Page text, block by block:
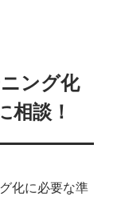
ング化
相談！
化に必要な準